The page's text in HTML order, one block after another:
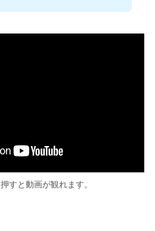
すと動画が観れます。